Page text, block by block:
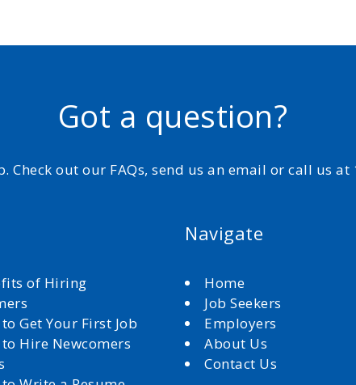
Got a question?
Check out our FAQs, send us an email or call us
of Hiring
Get Your First Job
Hire Newcomers
Navigate
Home
Job Seekers
Employers
About Us
Contact Us